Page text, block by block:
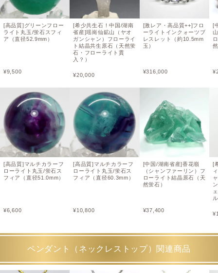
[高品質]グリーンフロー
ライト丸玉/蛍石スフィ
ア（直径52.9mm）
¥9,500
[高品質]マルチカラーフ
ローライト丸玉/蛍石ス
フィア（直径51.0mm）
¥6,600
[希少共生石！中国/湖南
省産]瑶崗仙鉱山（ヤオ
ガンシャン）フローライ
ト結晶共生原石（天然蛍
石・フローライト貫
入？）
¥20,000
[高品質]マルチカラーフ
ローライト丸玉/蛍石ス
フィア（直径60.3mm）
¥10,800
[激レア・高品質++]フロ
ーライトインクォーツブ
レスレット（約10.5mm
玉）
¥316,000
[中国/湖南省産]香花嶺
（シャンファーリン）フ
ローライト結晶原石（天
然蛍石）
¥37,400
[
¥
[
¥
ペンダント（ネックレストップ）関連商品